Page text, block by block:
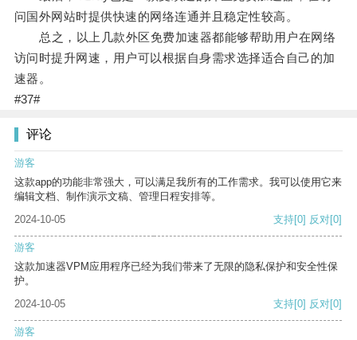
问国外网站时提供快速的网络连通并且稳定性较高。
总之，以上几款外区免费加速器都能够帮助用户在网络
访问时提升网速，用户可以根据自身需求选择适合自己的加
速器。
#37#
评论
游客
这款app的功能非常强大，可以满足我所有的工作需求。我可以使用它来
编辑文档、制作演示文稿、管理日程安排等。
2024-10-05
支持[0] 反对[0]
游客
这款加速器VPM应用程序已经为我们带来了无限的隐私保护和安全性保
护。
2024-10-05
支持[0] 反对[0]
游客